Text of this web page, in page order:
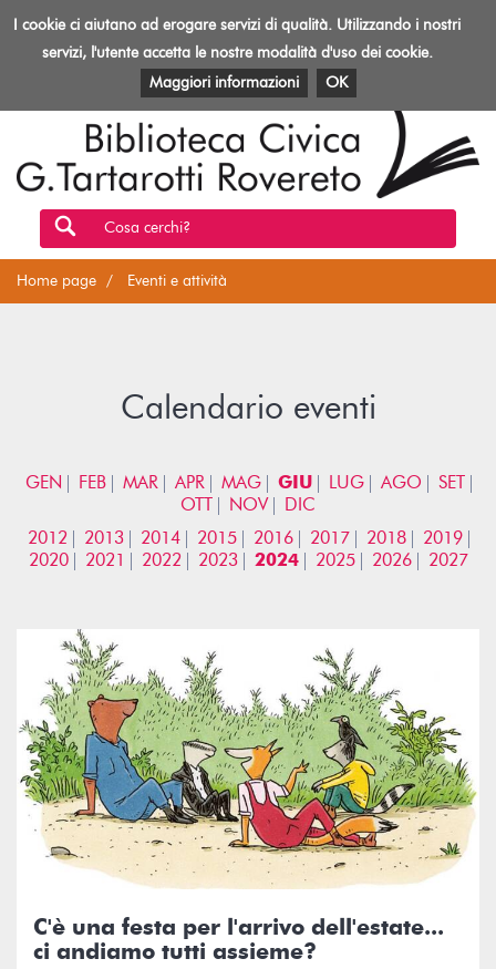
Toggle
Biblioteca
Rovereto
EVENTI E ATTIVITÀ PATRIMONIO E RISORSE
Cosa cerchi?
Home page Eventi e attività
Calendario eventi
GEN FEB MAR APR MAG GIU LUG AGO
SET
OTT
NOV
DIC
2012
2013 2014 2015 2016 2017 2018
2019
2020
2021 2022 2023 2024 2025 2026 2027
C'è una festa per l'arrivo dell'estate...
ci andiamo tutti assieme?
I cookie ci aiutano ad erogare servizi di qualità. Utilizzando i nostri
servizi, l'utente accetta le nostre modalità d'uso dei cookie.
Maggiori informazioni
OK